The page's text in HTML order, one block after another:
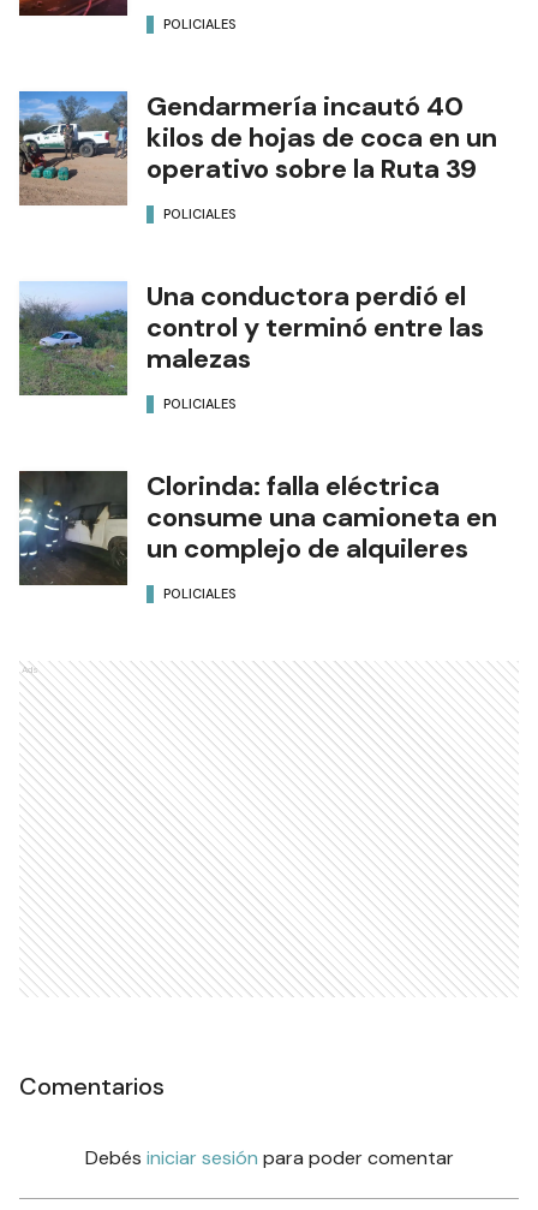
POLICIALES
Gendarmería incautó 40
kilos de hojas de coca en un
operativo sobre la Ruta 39
POLICIALES
Una conductora perdió el
control y terminó entre las
malezas
POLICIALES
Clorinda: falla eléctrica
consume una camioneta en
un complejo de alquileres
POLICIALES
Ads
Comentarios
Debés iniciar sesión para poder comentar